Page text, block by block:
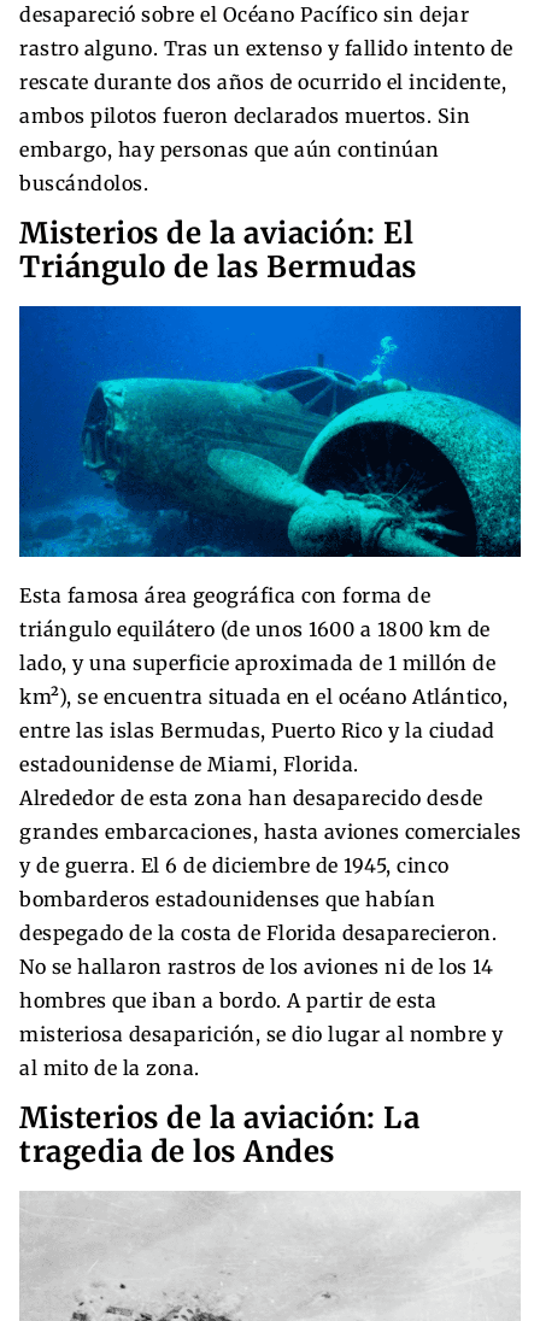
desapareció sobre el Océano Pacífico sin dejar
rastro alguno. Tras un extenso y fallido intento de
rescate durante dos años de ocurrido el incidente,
ambos pilotos fueron declarados muertos. Sin
embargo, hay personas que aún continúan
buscándolos.
Misterios de la aviación: El
Triángulo de las Bermudas
Esta famosa área geográfica con forma de
triángulo equilátero (de unos 1600 a 1800 km de
lado, y una superficie aproximada de 1 millón de
km²), se encuentra situada en el océano Atlántico,
entre las islas Bermudas, Puerto Rico y la ciudad
estadounidense de Miami, Florida.
Alrededor de esta zona han desaparecido desde
grandes embarcaciones, hasta aviones comerciales
y de guerra. El 6 de diciembre de 1945, cinco
bombarderos estadounidenses que habían
despegado de la costa de Florida desaparecieron.
No se hallaron rastros de los aviones ni de los 14
hombres que iban a bordo. A partir de esta
misteriosa desaparición, se dio lugar al nombre y
al mito de la zona.
Misterios de la aviación: La
tragedia de los Andes